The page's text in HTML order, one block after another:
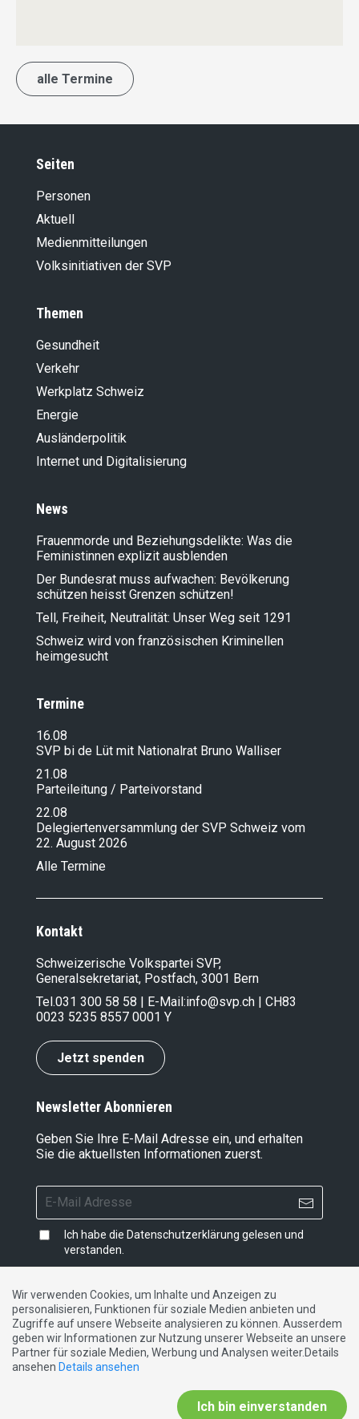
alle Termine
Seiten
Personen
Aktuell
Medienmitteilungen
Volksinitiativen der SVP
Themen
Gesundheit
Verkehr
Werkplatz Schweiz
Energie
Ausländer­politik
Internet und Digitalisierung
News
Frauenmorde und Beziehungsdelikte: Was die
Feministinnen explizit ausblenden
Der Bundesrat muss aufwachen: Bevölkerung
schützen heisst Grenzen schützen!
Tell, Freiheit, Neutralität: Unser Weg seit 1291
Schweiz wird von französischen Kriminellen
heimgesucht
Termine
16.08
SVP bi de Lüt mit Nationalrat Bruno Walliser
21.08
Parteileitung / Parteivorstand
22.08
Delegiertenversammlung der SVP Schweiz vom
22. August 2026
Alle Termine
Kontakt
Schweizerische Volkspartei SVP,
Generalsekretariat, Postfach, 3001 Bern
Tel.031 300 58 58 | E-Mail:info@svp.ch | CH83
0023 5235 8557 0001 Y
Jetzt spenden
Newsletter Abonnieren
Geben Sie Ihre E-Mail Adresse ein, und erhalten
Sie die aktuellsten Informationen zuerst.
Ich habe die Datenschutzerklärung gelesen und
verstanden.
Impressum|Datenschutzerklärung|Kontakt
DE FR IT
Wir verwenden Cookies, um Inhalte und Anzeigen zu
personalisieren, Funktionen für soziale Medien anbieten und
Zugriffe auf unsere Webseite analysieren zu können. Ausserdem
geben wir Informationen zur Nutzung unserer Webseite an unsere
Partner für soziale Medien, Werbung und Analysen weiter.Details
ansehen Details ansehen
Ich bin einverstanden